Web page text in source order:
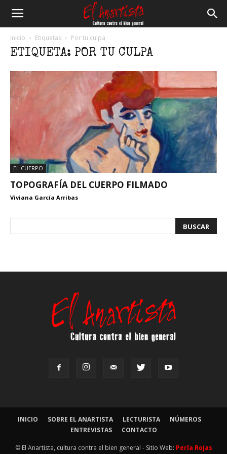
Inicio Etiquetas Por tu culpa
ETIQUETA: POR TU CULPA
EL CUERPO
TOPOGRAFÍA DEL CUERPO FILMADO
Viviana García Arribas
INICIO SOBRE EL ANARTISTA LECTURISTA
NÚMEROS
ENTREVISTAS
CONTACTO
© El Anartista, cultura contra el bien general - Sitio Web: Perla Rojas